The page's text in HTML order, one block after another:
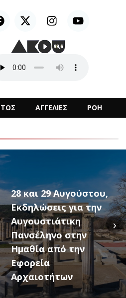
ΑΓΓΕΛΙΕΣ ΡΟΗ
Οι «Passepartout –
The Band» έρχονται
σήμερα στη Νάουσα
για μια μεγάλη
μουσική βραδιά
›